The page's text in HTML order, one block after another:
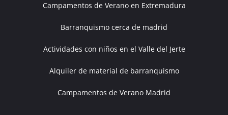
Campamentos de Verano en Extremadura
Barranquismo cerca de madrid
Actividades con niños en el Valle del Jerte
Alquiler de material de barranquismo
Campamentos de Verano Madrid